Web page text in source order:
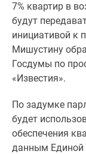
карте
Эксперты
авторы
Машино-
места
предложения
Апартаменты
Новостройки
7% квартир в
будут
инициативой к
Мишустину
Госдумы по
«Известия».
По задумке
будет
обеспечения
данным Единой